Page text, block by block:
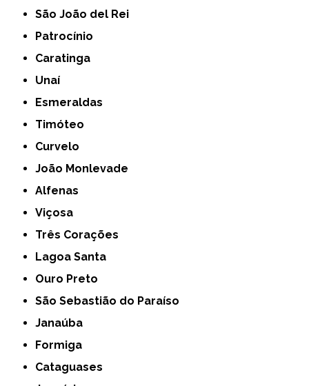
São João del Rei
Patrocínio
Caratinga
Unaí
Esmeraldas
Timóteo
Curvelo
João Monlevade
Alfenas
Viçosa
Três Corações
Lagoa Santa
Ouro Preto
São Sebastião do Paraíso
Janaúba
Formiga
Cataguases